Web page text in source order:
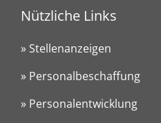
Nützliche Links
» Stellenanzeigen
» Personalbeschaffung
» Personalentwicklung